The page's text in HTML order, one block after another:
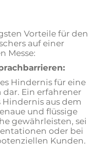
Vorteile für den
auf einer
Messe:
Hindernis für eine
Ein erfahrener
aus dem
und flüssige
gewährleisten, sei
oder bei
Kunden.